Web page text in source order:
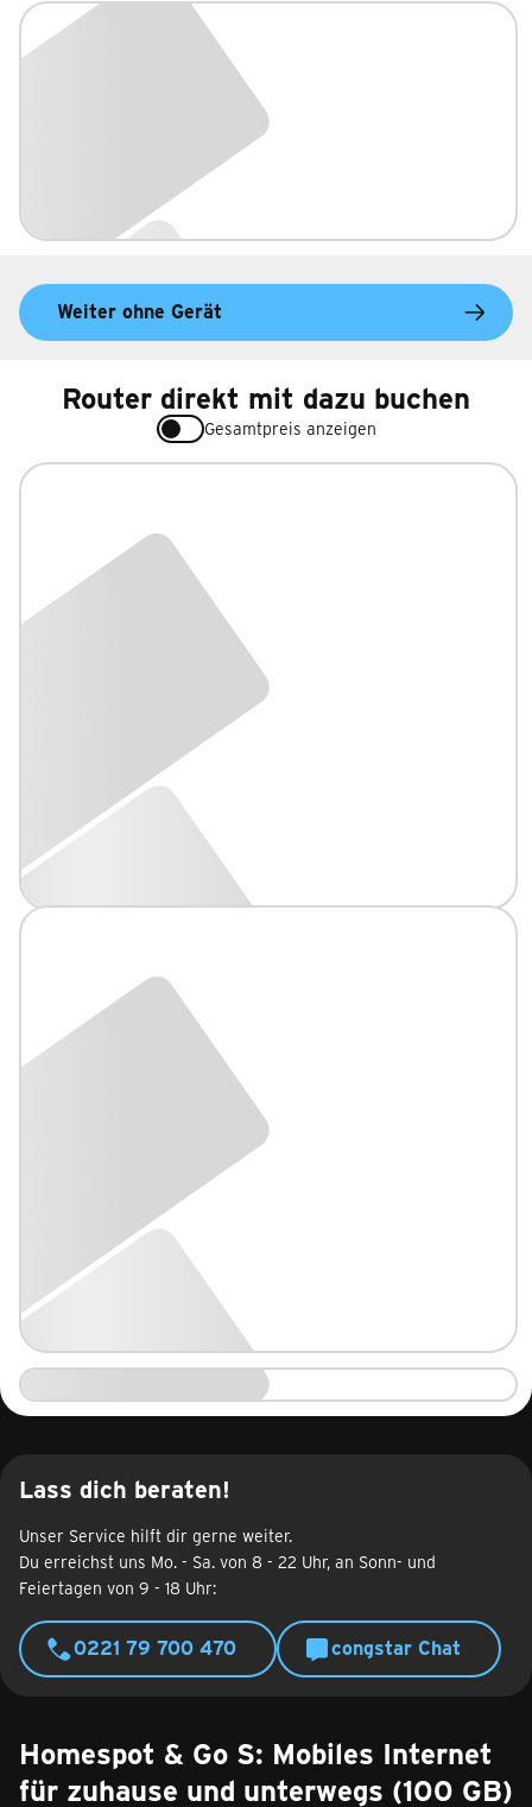
Zubuchbare Tarifoptionen
Weiter ohne Gerät
Router direkt mit dazu buchen
Gesamtpreis anzeigen
Lass dich beraten!
Unser Service hilft dir gerne weiter.
Du erreichst uns Mo. - Sa. von 8 - 22 Uhr, an Sonn- und
Feiertagen von 9 - 18 Uhr:
0221 79 700 470 congstar Chat
Homespot & Go S: Mobiles Internet
für zuhause und unterwegs (100 GB)